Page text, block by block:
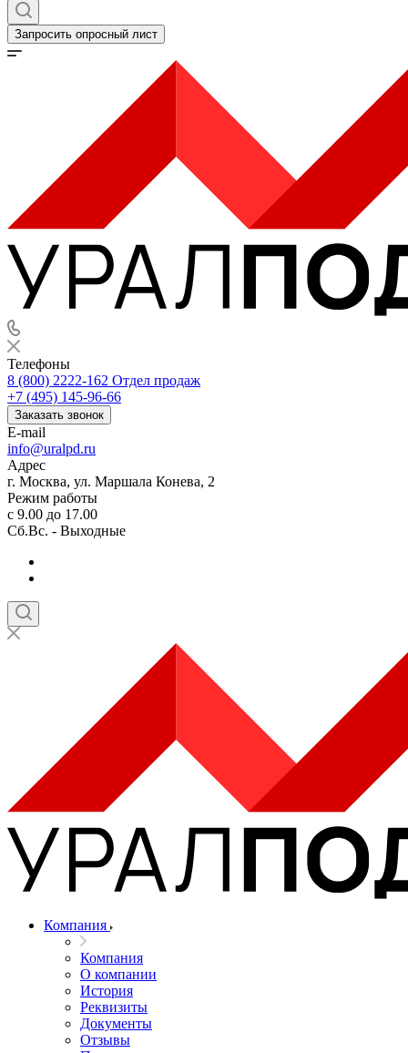
Запросить опросный лист
Телефоны
8 (800) 2222-162 Отдел продаж
+7 (495) 145-96-66
Заказать звонок
E-mail
info@uralpd.ru
Адрес
г. Москва, ул. Маршала Конева, 2
Режим работы
с 9.00 до 17.00
Сб.Вс. - Выходные
Компания
Компания
О компании
История
Реквизиты
Документы
Отзывы